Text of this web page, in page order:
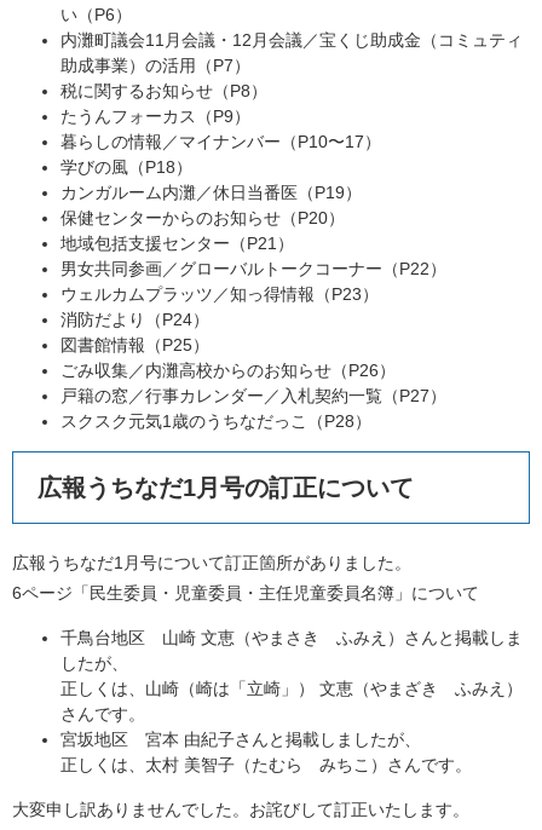
い（P6）
内灘町議会11月会議・12月会議／宝くじ助成金（コミュティ
助成事業）の活用（P7）
税に関するお知らせ（P8）
たうんフォーカス（P9）
暮らしの情報／マイナンバー（P10〜17）
学びの風（P18）
カンガルーム内灘／休日当番医（P19）
保健センターからのお知らせ（P20）
地域包括支援センター（P21）
男女共同参画／グローバルトークコーナー（P22）
ウェルカムプラッツ／知っ得情報（P23）
消防だより（P24）
図書館情報（P25）
ごみ収集／内灘高校からのお知らせ（P26）
戸籍の窓／行事カレンダー／入札契約一覧（P27）
スクスク元気1歳のうちなだっこ（P28）
広報うちなだ1月号の訂正について
広報うちなだ1月号について訂正箇所がありました。
6ページ「民生委員・児童委員・主任児童委員名簿」について
千鳥台地区 山崎 文恵（やまさき ふみえ）さんと掲載しま
したが、
正しくは、山崎（崎は「立崎」） 文恵（やまざき ふみえ）
さんです。
宮坂地区 宮本 由紀子さんと掲載しましたが、
正しくは、太村 美智子（たむら みちこ）さんです。
大変申し訳ありませんでした。お詫びして訂正いたします。